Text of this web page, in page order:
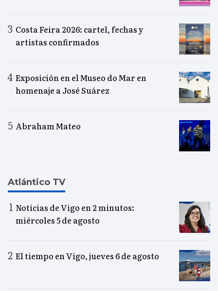
Costa Feira 2026: cartel, fechas y
artistas confirmados
Exposición en el Museo do Mar en
homenaje a José Suárez
Abraham Mateo
Atlántico TV
Noticias de Vigo en 2 minutos:
miércoles 5 de agosto
El tiempo en Vigo, jueves 6 de agosto